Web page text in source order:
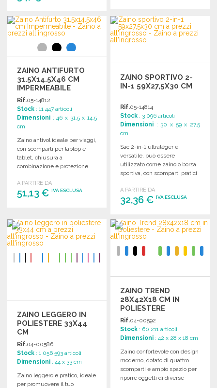
ORDINARE
Richiedi un preventivo
ORDINARE
Richiedi un preventivo
ZAINO ANTIFURTO
31.5X14.5X46 CM
IMPERMEABILE
Rif.05-14812
Stock : 11 447 articoli
Dimensioni : 46 x 31.5 x 14.5
cm
Zaino antivol ideale per viaggi,
con scomparti per laptop e
tablet, chiusura a
combinazione e protezione
46 cm.
A PARTIRE DA
51,13 € IVA ESCLUSA
Richiedi un preventivo
ZAINO SPORTIVO 2-
IN-1 59X27,5X30 CM
Rif.05-14814
Stock : 3 096 articoli
Dimensioni : 30 x 59 x 27.5
cm
Sac 2-in-1 ultraléger e
versatile, può essere
utilizzato come zaino o borsa
sportiva, con scomparti pratici
A PARTIRE DA
32,36 €IVA ESCLUSA
ORDINARE
Richiedi un preventivo
ZAINO LEGGERO IN
POLIESTERE 33X44
CM
Rif.04-00586
Stock : 1 056 593 articoli
Dimensioni : 44 x 33 cm
Zaino leggero e pratico, ideale
per promuovere il tuo
ZAINO TREND
28X42X18 CM IN
POLIESTERE
Rif.04-00592
Stock : 60 211 articoli
Dimensioni : 42 x 28 x 18 cm
Zaino confortevole con design
moderno, dotato di quattro
scomparti e ampio spazio per
riporre oggetti di diverse